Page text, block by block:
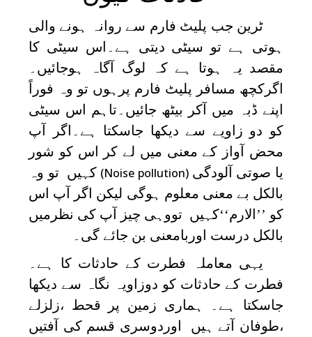
ٹرین جب پلیٹ فارم سے روانہ ہونے والی
ہوتی ہے تو سیٹی دیتی ہے۔اس سیٹی کا
مقصد یہ ہوتا ہے کہ لوگ آگاہ ہوجائیں۔
اگرکچھ مسافر پلیٹ فارم پرہوں تو وہ فوراً
اپنے ڈبہ میں آکر بیٹھ جائیں۔تاہم اس سیٹی
کو دو زاویے سے دیکھا جاسکتا ہے۔اگر آپ
محض آواز کے معنی میں لے کر اس کو شور
یا صوتی آلودگی (Noise pollution) کہیں تو وہ
بالکل بے معنی معلوم ہوگی لیکن اگر آپ اس
کو ’’الارم‘‘کہیں تووہی چیز آپ کی نظرمیں
بالکل درست اوربامعنی بن جائے گی۔
یہی معاملہ فطرت کے حادثات کا ہے۔
فطرت کے حادثات کو دوزاویہ نگاہ سے دیکھا
جاسکتا ہے۔ ہماری زمین پر قحط ،زلزلے
،طوفان آتے ہیں اوردوسری قسم کی آفتیں